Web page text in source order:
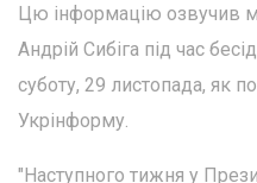
Цю інформацію озвучив
Андрій Сибіга під час
суботу, 29 листопада, як
Укрінформу.
"Наступного тижня у